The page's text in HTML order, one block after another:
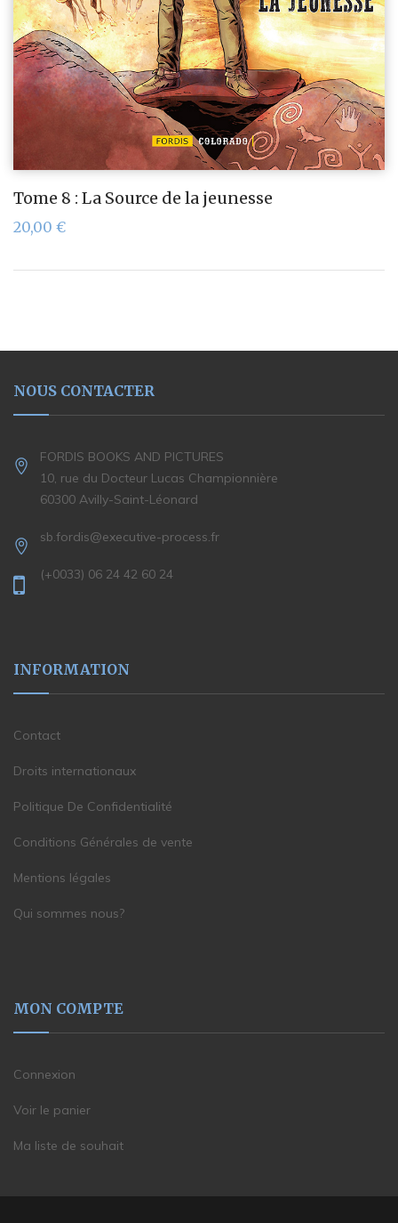
Tome 8 : La Source de la jeunesse
20,00 €
NOUS CONTACTER
FORDIS BOOKS AND PICTURES
10, rue du Docteur Lucas Championnière
60300 Avilly-Saint-Léonard
sb.fordis@executive-process.fr
(+0033) 06 24 42 60 24
INFORMATION
Contact
Droits internationaux
Politique De Confidentialité
Conditions Générales de vente
Mentions légales
Qui sommes nous?
MON COMPTE
Connexion
Voir le panier
Ma liste de souhait